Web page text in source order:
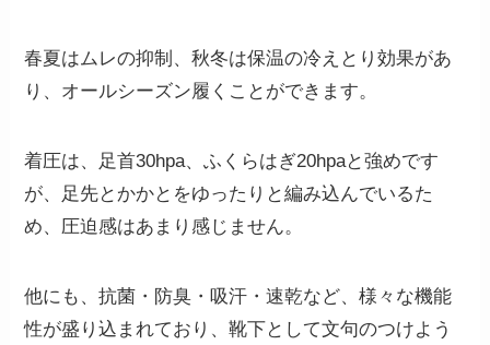
春夏はムレの抑制、秋冬は保温の冷えとり効果があ
り、オールシーズン履くことができます。
着圧は、足首30hpa、ふくらはぎ20hpaと強めです
が、足先とかかとをゆったりと編み込んでいるた
め、圧迫感はあまり感じません。
他にも、抗菌・防臭・吸汗・速乾など、様々な機能
性が盛り込まれており、靴下として文句のつけよう